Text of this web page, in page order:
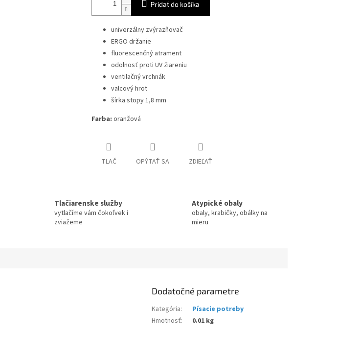
Pridať do košíka
univerzálny zvýrazňovač
ERGO držanie
fluorescenčný atrament
odolnosť proti UV žiareniu
ventilačný vrchnák
valcový hrot
šírka stopy 1,8 mm
Farba: oranžová
TLAČ OPÝTAŤ SA ZDIEĽAŤ
Tlačiarenske služby
vytlačíme vám čokoľvek i
zviažeme
Atypické obaly
obaly, krabičky, obálky na
mieru
Dodatočné parametre
Kategória:
Písacie potreby
Hmotnosť: 0.01 kg